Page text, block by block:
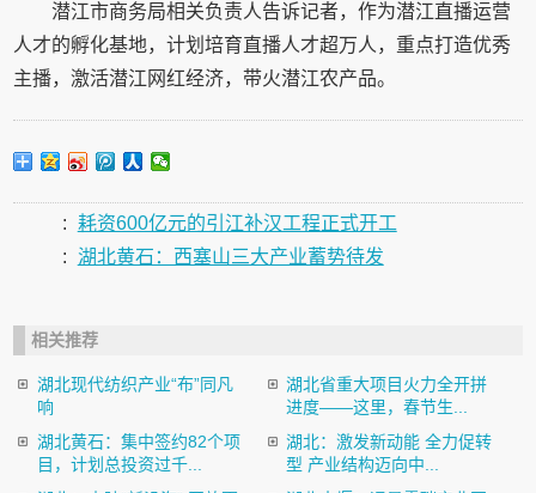
潜江市商务局相关负责人告诉记者，作为潜江直播运营
人才的孵化基地，计划培育直播人才超万人，重点打造优秀
主播，激活潜江网红经济，带火潜江农产品。
: 耗资600亿元的引江补汉工程正式开工
: 湖北黄石：西塞山三大产业蓄势待发
相关推荐
湖北现代纺织产业“布”同凡
响
湖北省重大项目火力全开拼
进度——这里，春节生...
湖北黄石：集中签约82个项
目，计划总投资过千...
湖北：激发新动能 全力促转
型 产业结构迈向中...